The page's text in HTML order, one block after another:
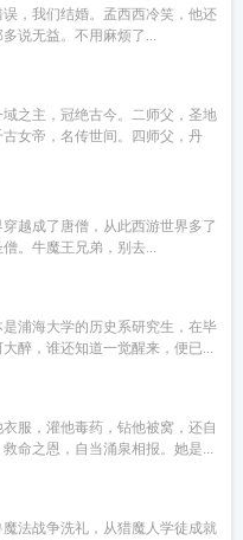
，我们结婚。孟西西冷笑，他还
说无益。不用麻烦了...
之主，冠绝古今。二师父，圣地
女帝，名传世间。四师父，丹
越成了唐僧，从此西游世界多了
。牛魔王兄弟，别去...
浦海大学的历史系研究生，在毕
醉，谁还知道一觉醒来，便已...
服，灌他毒药，钻他被窝，还自
命之恩，自当涌泉相报。她是...
法战争洗礼，从猎魔人学徒成就